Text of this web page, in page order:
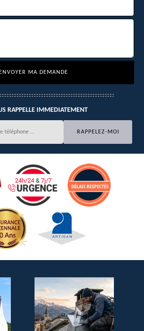
RAPPELLE IMMEDIATEMENT